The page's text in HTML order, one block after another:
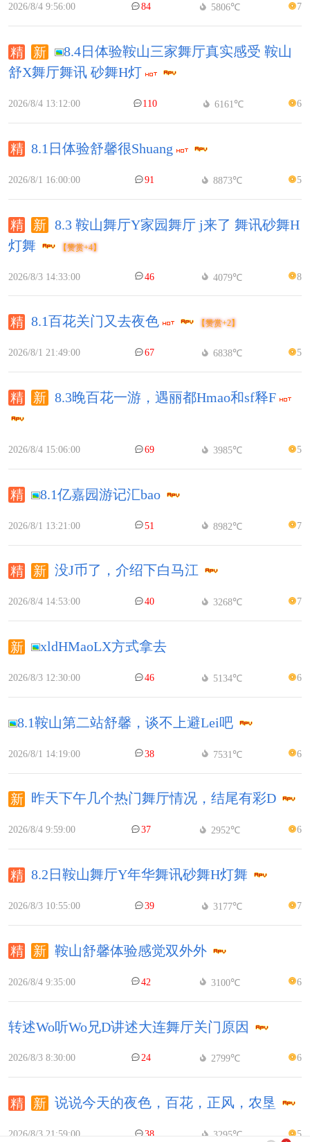
2026/8/4 9:56:00 84 5806℃ 7
8.4日体验鞍山三家舞厅真实感受 鞍山
舒X舞厅舞讯 砂舞H灯
2026/8/4 13:12:00 110 6161℃ 6
8.1日体验舒馨很Shuang
2026/8/1 16:00:00 91 8873℃ 5
8.3 鞍山舞厅Y家园舞厅 j来了 舞讯砂舞H
灯舞
【赞赏+4】
2026/8/3 14:33:00 46 4079℃ 8
8.1百花关门又去夜色 【赞赏+2】
2026/8/1 21:49:00 67 6838℃ 5
8.3晚百花一游，遇丽都Hmao和sf释F
2026/8/4 15:06:00 69 3985℃ 5
8.1亿嘉园游记汇bao
2026/8/1 13:21:00 51 8982℃ 7
没J币了，介绍下白马江
2026/8/4 14:53:00 40 3268℃ 7
xldHMaoLX方式拿去
2026/8/3 12:30:00 46 5134℃ 6
8.1鞍山第二站舒馨，谈不上避Lei吧
2026/8/1 14:19:00 38 7531℃ 6
昨天下午几个热门舞厅情况，结尾有彩D
2026/8/4 9:59:00 37 2952℃ 6
8.2日鞍山舞厅Y年华舞讯砂舞H灯舞
2026/8/3 10:55:00 39 3177℃ 7
鞍山舒馨体验感觉双外外
2026/8/4 9:35:00 42 3100℃ 6
转述Wo听Wo兄D讲述大连舞厅关门原因
2026/8/3 8:30:00 24 2799℃ 6
说说今天的夜色，百花，正风，农垦
2026/8/3 21:59:00 38 3295℃ 5